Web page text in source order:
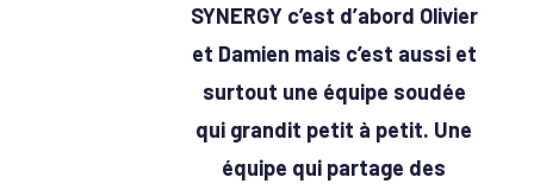
SYNERGY c’est d’abord Olivier
et Damien mais c’est aussi et
surtout une équipe soudée
qui grandit petit à petit. Une
équipe qui partage des